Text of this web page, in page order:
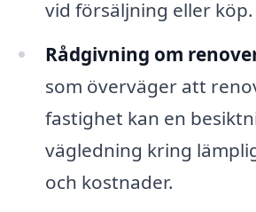
vid försäljning eller köp.
Rådgivning om
som överväger att
fastighet kan en
vägledning kring
och kostnader.